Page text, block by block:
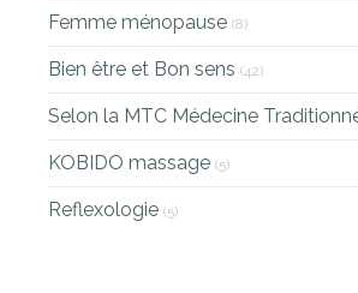
Femme ménopause (8)
Bien être et Bon sens (42)
Selon la MTC Médecine
KOBIDO massage (5)
Reflexologie (5)